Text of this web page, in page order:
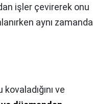
işler çevirerek onu
aynı zamanda
ve